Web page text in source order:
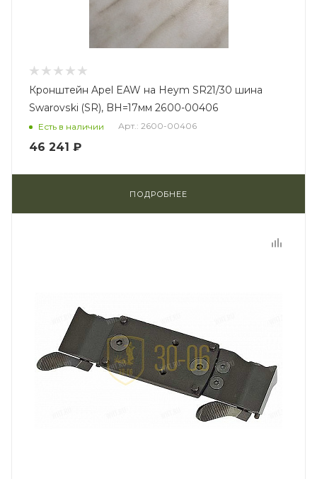
Кронштейн Apel EAW на Heym SR21/30 шина
Swarovski (SR), BH=17мм 2600-00406
Есть в наличии Арт.: 2600-00406
46 241 ₽
ПОДРОБНЕЕ